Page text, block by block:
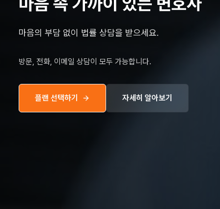
마음의 부담 없이 법률 상담을 받으세요.
방문, 전화, 이메일 상담이 모두 가능합니다.
플랜 선택하기 자세히 알아보기